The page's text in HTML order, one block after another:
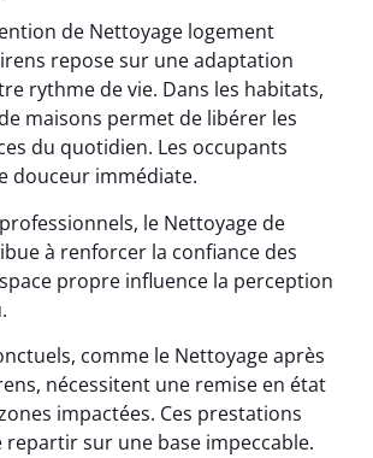
de Nettoyage logement
repose sur une adaptation
rythme de vie. Dans les habitats,
maisons permet de libérer les
du quotidien. Les occupants
douceur immédiate.
le Nettoyage de
à renforcer la confiance des
propre influence la perception
comme le Nettoyage après
nécessitent une remise en état
impactées. Ces prestations
sur une base impeccable.